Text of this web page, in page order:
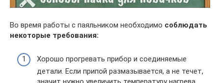
Во время работы с паяльником необходимо соблюдать
некоторые требования:
Хорошо прогревать прибор и соединяемые
детали. Если припой размазывается, а не течет,